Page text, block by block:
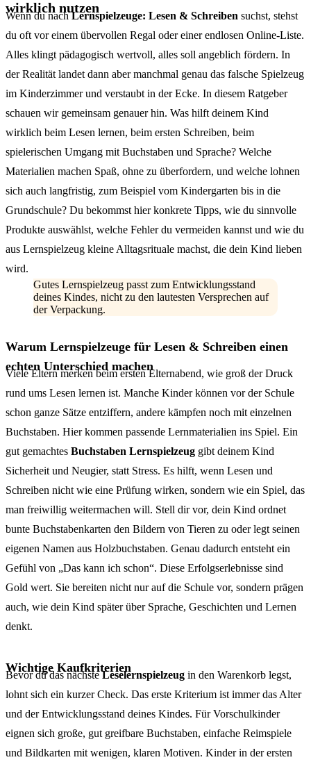
wirklich nutzen
Wenn du nachLernspielzeuge: Lesen & Schreiben suchst, stehst
du oft vor einem übervollen Regal oder einer endlosen Online-Liste.
Alles klingt pädagogisch wertvoll, alles soll angeblich fördern. In
der Realität landet dann aber manchmal genau das falsche Spielzeug
im Kinderzimmer und verstaubt in der Ecke. In diesem Ratgeber
schauen wir gemeinsam genauer hin. Was hilft deinem Kind
wirklich beim Lesen lernen, beim ersten Schreiben, beim
spielerischen Umgang mit Buchstaben und Sprache? Welche
Materialien machen Spaß, ohne zu überfordern, und welche lohnen
sich auch langfristig, zum Beispiel vom Kindergarten bis in die
Grundschule? Du bekommst hier konkrete Tipps, wie du sinnvolle
Produkte auswählst, welche Fehler du vermeiden kannst und wie du
aus Lernspielzeug kleine Alltagsrituale machst, die dein Kind lieben
wird.
Gutes Lernspielzeug passt zum Entwicklungsstand
deines Kindes, nicht zu den lautesten Versprechen auf
der Verpackung.
Warum Lernspielzeuge für Lesen & Schreiben einen
echten Unterschied machen
Viele Eltern merken beim ersten Elternabend, wie groß der Druck
rund ums Lesen lernen ist. Manche Kinder können vor der Schule
schon ganze Sätze entziffern, andere kämpfen noch mit einzelnen
Buchstaben. Hier kommen passende Lernmaterialien ins Spiel. Ein
gut gemachtes Buchstaben Lernspielzeug gibt deinem Kind
Sicherheit und Neugier, statt Stress. Es hilft, wenn Lesen und
Schreiben nicht wie eine Prüfung wirken, sondern wie ein Spiel, das
man freiwillig weitermachen will. Stell dir vor, dein Kind ordnet
bunte Buchstabenkarten den Bildern von Tieren zu oder legt seinen
eigenen Namen aus Holzbuchstaben. Genau dadurch entsteht ein
Gefühl von „Das kann ich schon“. Diese Erfolgserlebnisse sind
Gold wert. Sie bereiten nicht nur auf die Schule vor, sondern prägen
auch, wie dein Kind später über Sprache, Geschichten und Lernen
denkt.
Wichtige Kaufkriterien
Bevor du das nächsteLeselernspielzeug in den Warenkorb legst,
lohnt sich ein kurzer Check. Das erste Kriterium ist immer das Alter
und der Entwicklungsstand deines Kindes. Für Vorschulkinder
eignen sich große, gut greifbare Buchstaben, einfache Reimspiele
und Bildkarten mit wenigen, klaren Motiven. Kinder in der ersten